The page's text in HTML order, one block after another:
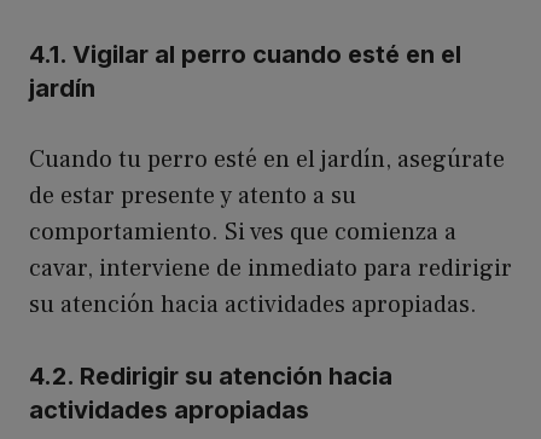
4.1. Vigilar al perro cuando esté en el
jardín
Cuando tu perro esté en el jardín, asegúrate
de estar presente y atento a su
comportamiento. Si ves que comienza a
cavar, interviene de inmediato para redirigir
su atención hacia actividades apropiadas.
4.2. Redirigir su atención hacia
actividades apropiadas